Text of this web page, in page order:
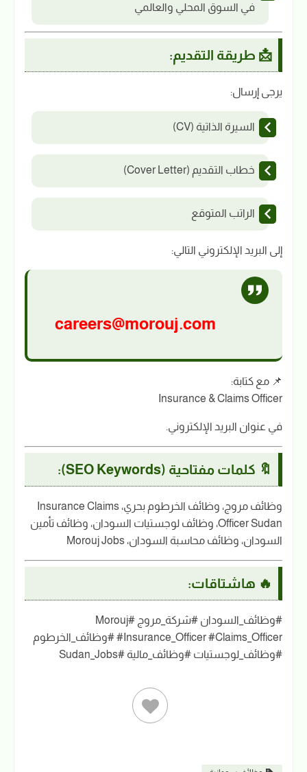
في السوق المحلي والعالمي
📩 طريقة التقديم:
يرجى إرسال:
السيرة الذاتية (CV)
خطاب التقديم (Cover Letter)
الراتب المتوقع
إلى البريد الإلكتروني التالي:
careers@morouj.com
📌 مع كتابة:
Insurance & Claims Officer
في عنوان البريد الإلكتروني.
🔖 كلمات مفتاحية (SEO Keywords):
وظائف مروج، وظائف الخرطوم بحري، Insurance Claims
Officer Sudan، وظائف لوجستيات السودان، وظائف تأمين
السودان، وظائف محاسبة السودان، Morouj Jobs
🔥 هاشتاقات:
#وظائف_السودان #شركة_مروج #Morouj
#Insurance_Officer #Claims_Officer #وظائف_الخرطوم
#وظائف_لوجستيات #وظائف_مالية #Sudan_Jobs